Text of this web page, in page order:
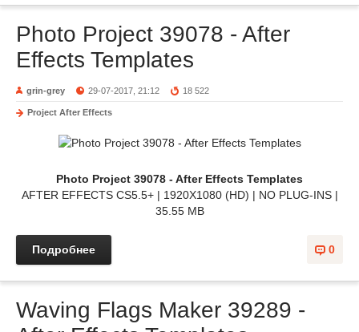
Photo Project 39078 - After
Effects Templates
grin-grey 29-07-2017, 21:12 18 522
Project After Effects
Photo Project 39078 - After Effects Templates
AFTER EFFECTS CS5.5+ | 1920X1080 (HD) | NO PLUG-INS |
35.55 MB
0
Подробнее
Waving Flags Maker 39289 -